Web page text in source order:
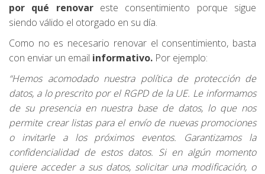
por qué renovareste consentimiento porque sigue
siendo válido el otorgado en su día.
Como no es necesario renovar el consentimiento, basta
con enviar un email informativo. Por ejemplo:
“Hemos acomodado nuestra política de protección de
datos, a lo prescrito por el RGPD de la UE. Le informamos
de su presencia en nuestra base de datos, lo que nos
permite crear listas para el envío de nuevas promociones
o invitarle a los próximos eventos. Garantizamos la
confidencialidad de estos datos. Si en algún momento
quiere acceder a sus datos, solicitar una modificación, o